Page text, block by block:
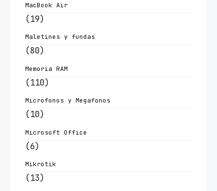
MacBook Air
(19)
Maletines y fundas
(80)
Memoria RAM
(110)
Microfonos y Megafonos
(10)
Microsoft Office
(6)
Mikrotik
(13)